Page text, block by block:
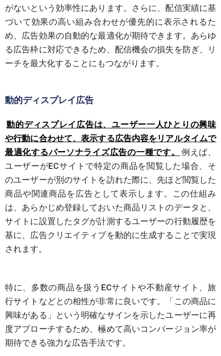
がないという効率性にあります。さらに、配信実績に基
づいて効果の高い組み合わせが優先的に表示されるた
め、広告効果の自動的な最適化が期待できます。あらゆ
る広告枠に対応できるため、配信機会の損失を防ぎ、リ
ーチを最大化することにもつながります。
動的ディスプレイ広告
動的ディスプレイ広告は、ユーザー一人ひとりの興味
や行動に合わせて、表示する広告内容をリアルタイムで
最適化するパーソナライズ広告の一種です。
例えば、
ユーザーがECサイトで特定の商品を閲覧した場合、そ
のユーザーが別のサイトを訪れた際に、先ほど閲覧した
商品や関連商品を広告として表示します。この仕組み
は、あらかじめ登録しておいた商品リストのデータと、
サイトに設置したタグが計測するユーザーの行動履歴を
基に、広告クリエイティブを動的に生成することで実現
されます。
特に、多数の商品を扱うECサイトや不動産サイト、旅
行サイトなどとの相性が非常に良いです。「この商品に
興味がある」という明確なサインを示したユーザーに再
度アプローチするため、極めて高いコンバージョン率が
期待できる強力な広告手法です。